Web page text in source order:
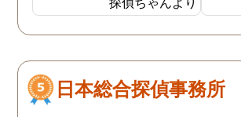
間365日にわたり電話で無
料相談を受け付けていたの
ダイヤルもあり、安心でき
ました。 成功報酬制だった
るの
が、
し
るの
日本総合探偵事務所